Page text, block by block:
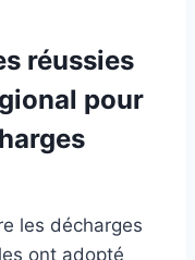
réussies
pour
les décharges
ont adopté